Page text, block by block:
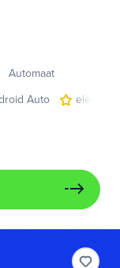
Automaat
Auto